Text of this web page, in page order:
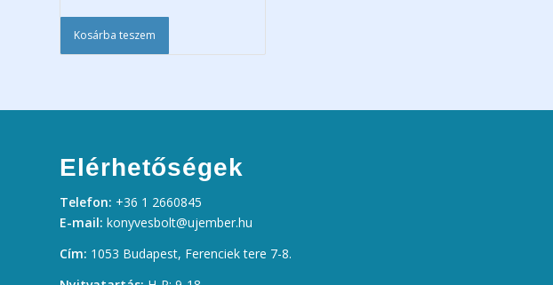
Kosárba teszem
Elérhetőségek
Telefon: +36 1 2660845
E-mail: konyvesbolt@ujember.hu
Cím: 1053 Budapest, Ferenciek tere 7-8.